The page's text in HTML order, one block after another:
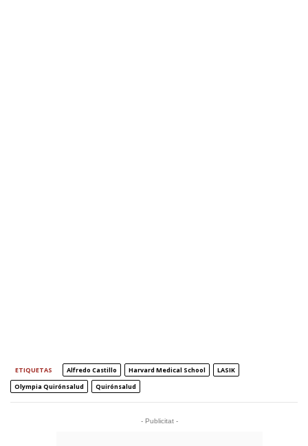
ETIQUETAS Alfredo Castillo Harvard Medical School
LASIK
Olympia Quirónsalud
Quirónsalud
- Publicitat -